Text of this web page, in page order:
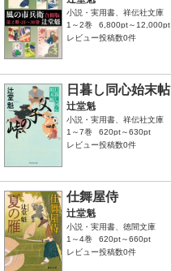
小説・実用書、祥伝社文庫
1～2巻
6,800pt～12,000pt
レビュー投稿数0件
日暮し同心始末帖
辻堂魁
小説・実用書、祥伝社文庫
1～7巻
620pt～630pt
レビュー投稿数0件
仕舞屋侍
辻堂魁
小説・実用書、徳間文庫
1～4巻
620pt～660pt
レビュー投稿数0件